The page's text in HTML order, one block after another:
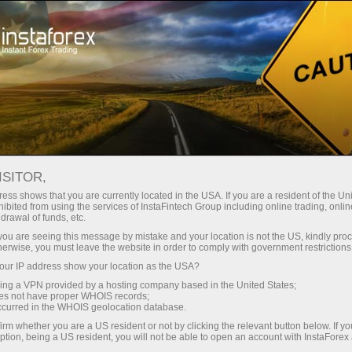
Mengenai InstaForex
Senarai anugerah
InstaForex
InstaForex adalah salah satu jenama forex
global yang terkemuka. Syarikat di sebalik
jenama InstaForex mempunyai kedudukan
kompetitif yang kuat dalam semua segmen
utama. Kumpulan syarikat ini telah menerima
pelbagai anugerah berprestij dari majalah
shows that you are currently located in the USA. If you are a resident of the
from using the services of InstaFintech Group including online trading,
of funds, etc.
are seeing this message by mistake and your location is not the US, kindly
you must leave the website in order to comply with government
IP address show your location as the USA?
a VPN provided by a hosting company based in the United States;
not have proper WHOIS records;
in the WHOIS geolocation database.
whether you are a US resident or not by clicking the relevant button below. If
being a US resident, you will not be able to open an account with InstaForex